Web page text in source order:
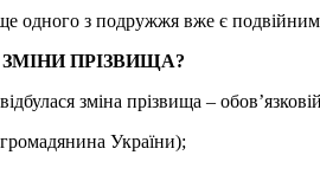
з подружжя вже є подвійним,
ПРІЗВИЩА?
зміна прізвища –
України);